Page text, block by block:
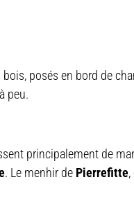
posés en bord de
peu.
principalement de
. Le menhir de Pierrefitte